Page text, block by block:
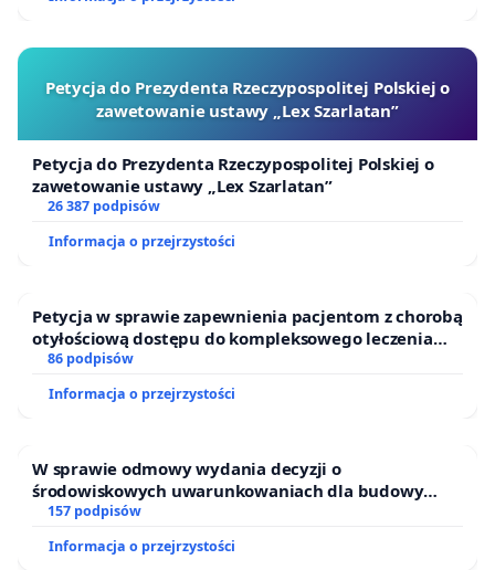
Petycja do Prezydenta Rzeczypospolitej Polskiej o
zawetowanie ustawy „Lex Szarlatan”
Petycja do Prezydenta Rzeczypospolitej Polskiej o
zawetowanie ustawy „Lex Szarlatan”
26 387 podpisów
Informacja o przejrzystości
Petycja w sprawie zapewnienia pacjentom z chorobą
otyłościową dostępu do kompleksowego leczenia
oraz programów profilaktycznych.
86 podpisów
Informacja o przejrzystości
W sprawie odmowy wydania decyzji o
środowiskowych uwarunkowaniach dla budowy
zakładu wytwarzania biometanu „Krynki” w
Ostrowiu Południowym oraz ochrony mieszkańców i
Puszczy Knyszyńskiej
157 podpisów
Informacja o przejrzystości